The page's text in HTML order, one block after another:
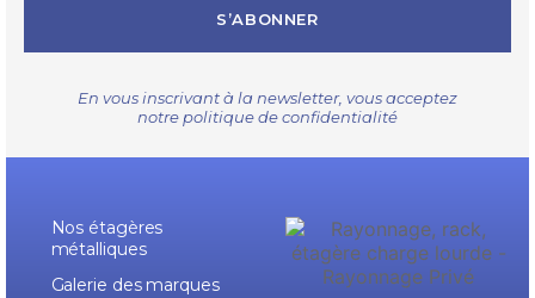
S’ABONNER
En vous inscrivant à la newsletter, vous acceptez
notrepolitique de confidentialité
Nos étagères
métalliques
Galerie des marques